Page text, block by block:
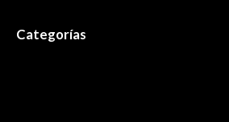
Categorías